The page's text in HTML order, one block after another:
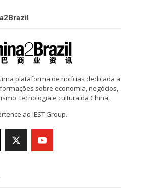
plataforma de notícias dedicada a
sobre economia, negócios,
tecnologia e cultura da China.
ao IEST Group.